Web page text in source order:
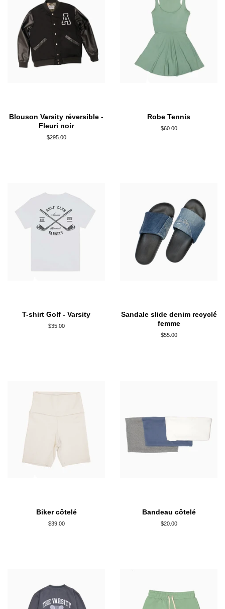
Blouson Varsity réversible -
Fleuri noir
Prix
$295.00
Robe Tennis
Prix
$60.00
T-shirt Golf - Varsity
Prix
$35.00
Sandale slide denim recyclé
femme
Prix
$55.00
Biker côtelé
Prix
$39.00
Bandeau côtelé
Prix
$20.00